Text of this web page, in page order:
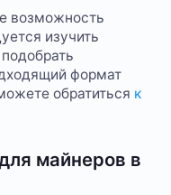
возможность
изучить
формат
обратиться к
майнеров в